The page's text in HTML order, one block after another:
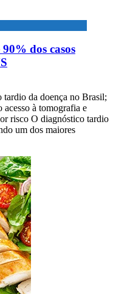
dos casos
tardio da doença no Brasil;
acesso à tomografia e
risco O diagnóstico tardio
um dos maiores